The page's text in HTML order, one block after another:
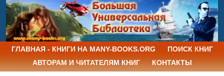
ГЛАВНАЯ - КНИГИ НА MANY-BOOKS.ORG
ПОИСК КНИГ
АВТОРАМ И ЧИТАТЕЛЯМ КНИГ
КОНТАКТЫ